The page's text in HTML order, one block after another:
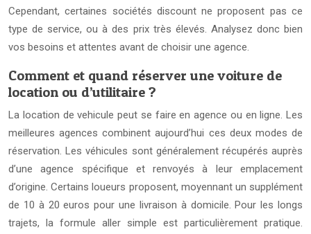
Cependant, certaines sociétés discount ne proposent pas ce
type de service, ou à des prix très élevés. Analysez donc bien
vos besoins et attentes avant de choisir une agence.
Comment et quand réserver une voiture de
location ou d’utilitaire ?
La location de vehicule peut se faire en agence ou en ligne. Les
meilleures agences combinent aujourd’hui ces deux modes de
réservation. Les véhicules sont généralement récupérés auprès
d’une agence spécifique et renvoyés à leur emplacement
d’origine. Certains loueurs proposent, moyennant un supplément
de 10 à 20 euros pour une livraison à domicile. Pour les longs
trajets, la formule aller simple est particulièrement pratique.